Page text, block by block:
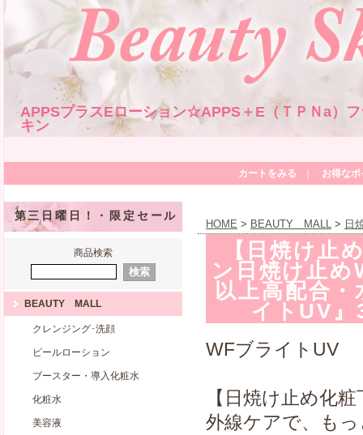
APPSプラスEローション☆APPS＋E（ＴＰＮa）
キン
カートをみる お得な
第三日曜日！・限定セール
商品検索
BEAUTY MALL
クレンジング･洗顔
ピールローション
ブースター・導入化粧水
化粧水
美容液
HOME > BEAUTY MALL > 日
【日焼け止
ン日焼け止
以上高配合
イトUV
WFブライトUV
【日焼け止め化
外線ケアで、も